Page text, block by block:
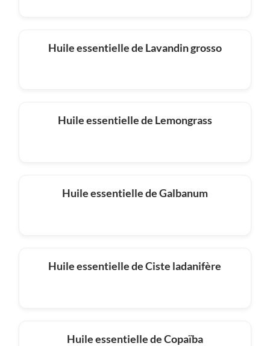
Huile essentielle de Lavandin grosso
Huile essentielle de Lemongrass
Huile essentielle de Galbanum
Huile essentielle de Ciste ladanifère
Huile essentielle de Copaïba